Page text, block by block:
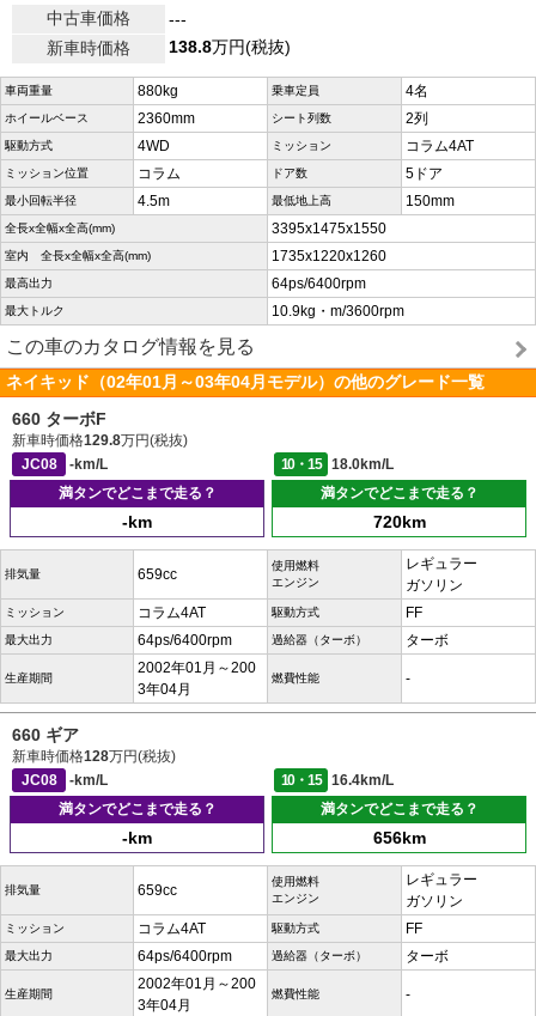
中古車価格
---
新車時価格
138.8万円(税抜)
車両重量 880kg 乗車定員 4名
ホイールベース 2360mm シート列数 2列
駆動方式 4WD ミッション コラム4AT
ミッション位置 コラム ドア数 5ドア
最小回転半径 4.5m 最低地上高 150mm
全長x全幅x全高(mm) 3395x1475x1550
室内 全長x全幅x全高(mm) 1735x1220x1260
最高出力 64ps/6400rpm
最大トルク 10.9kg・m/3600rpm
この車のカタログ情報を見る
ネイキッド（02年01月～03年04月モデル）の他のグレード一覧
660 ターボF
新車時価格129.8万円(税抜)
JC08
-km/L 10・15
18.0km/L
満タンでどこまで走る？
-km
満タンでどこまで走る？
720km
排気量 659cc
使用燃料
エンジン
レギュラー
ガソリン
ミッション コラム4AT 駆動方式 FF
最大出力 64ps/6400rpm 過給器（ターボ） ターボ
生産期間
2002年01月～200
3年04月
燃費性能 -
660 ギア
新車時価格128万円(税抜)
JC08
-km/L 10・15
16.4km/L
満タンでどこまで走る？
-km
満タンでどこまで走る？
656km
排気量 659cc
使用燃料
エンジン
レギュラー
ガソリン
ミッション コラム4AT 駆動方式 FF
最大出力 64ps/6400rpm 過給器（ターボ） ターボ
生産期間
2002年01月～200
3年04月
燃費性能 -